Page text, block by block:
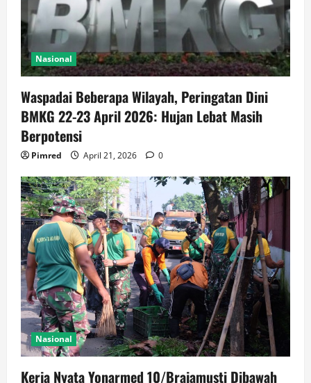
Nasional
Waspadai Beberapa Wilayah, Peringatan Dini
BMKG 22-23 April 2026: Hujan Lebat Masih
Berpotensi
Pimred April 21, 2026 0
Nasional
Kerja Nyata Yonarmed 10/Brajamusti Dibawah